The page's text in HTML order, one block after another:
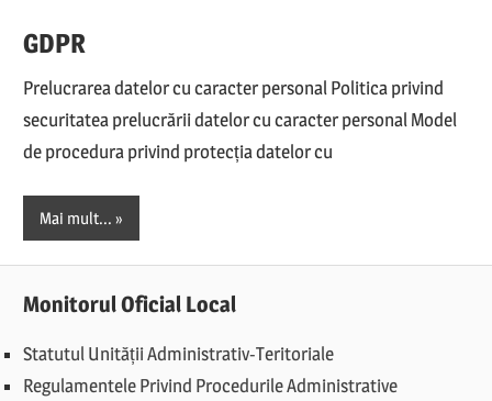
GDPR
Prelucrarea datelor cu caracter personal Politica privind
securitatea prelucrării datelor cu caracter personal Model
de procedura privind protecția datelor cu
Mai mult...
Monitorul Oficial Local
Statutul Unității Administrativ-Teritoriale
Regulamentele Privind Procedurile Administrative